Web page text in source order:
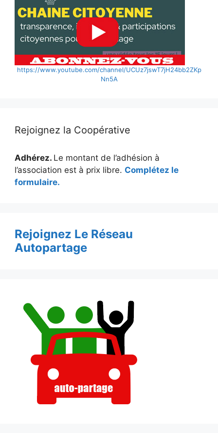
https://www.youtube.com/channel/UCUz7jswT7jH24bb2ZKp
Nn5A
Rejoignez la Coopérative
Adhérez. Le montant de l’adhésion à
l’association est à prix libre. Complétez le
formulaire.
Rejoignez Le Réseau
Autopartage